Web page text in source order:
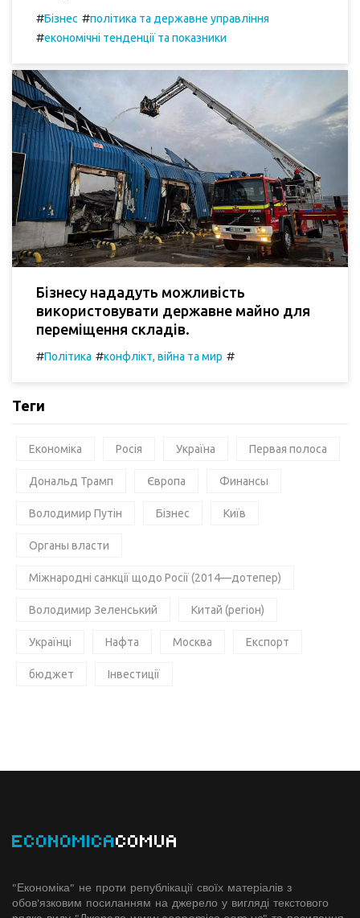
#Бізнес #політика та державне управління
#економічні тенденції та показники
Бізнесу нададуть можливість
використовувати державне майно для
переміщення складів.
#Політика #конфлікт, війна та мир #
Теги
Економіка Росія Україна Первая полоса
Дональд Трамп Європа Финансы
Володимир Путін Бізнес Київ
Органы власти
Міжнародні санкції щодо Росії (2014—дотепер)
Володимир Зеленський Китай (регіон)
Українці Нафта Москва Експорт
бюджет Інвестиції
ECONOMICACOMUA
"Економіка" не проти републікації своїх матеріалів з
обов'язковим посиланням на джерело у вигляді текстового